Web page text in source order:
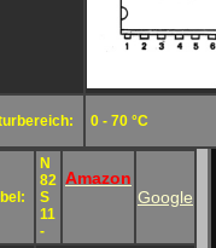
0 - 70 °C
N
82
S
11
-
Amazon
Google